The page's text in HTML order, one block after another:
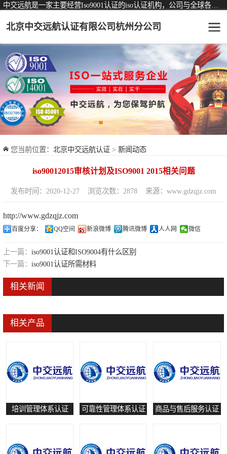
北京中交远航认证有限公司杭州分公司
您当前位置： 北京中交远航认证 > 新闻动态
iso90012015审核计划及ISO9001 2015相关问题
发布时间：2020-12-27 浏览次数：2878 来源：www.gdzqjz.com
http://www.gdzqjz.com
百度分享： QQ空间 新浪微博 腾讯微博 人人网 微信
上一篇： iso9001认证和ISO9004有什么区别
下一篇： iso9001认证所需材料
相关新闻
相关产品
培训管理体系认证 可靠性管理体系认证 商品与售后服务认证
认证服务 可从事认证业务一览表
ISO9001质量管理体系认证
ISO14001环境管理体系认证
ISO45001职业健康安全管理体系认证
交通运输服务认证
ISO27001信息安全管理体系认证